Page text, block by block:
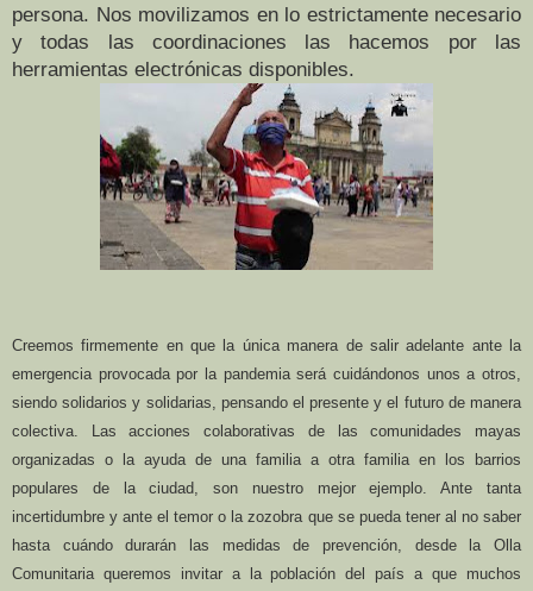
persona. Nos movilizamos en lo estrictamente necesario
y todas las coordinaciones las hacemos por las
herramientas electrónicas disponibles.
Creemos firmemente en que la única manera de salir adelante ante la
emergencia provocada por la pandemia será cuidándonos unos a otros,
siendo solidarios y solidarias, pensando el presente y el futuro de manera
colectiva. Las acciones colaborativas de las comunidades mayas
organizadas o la ayuda de una familia a otra familia en los barrios
populares de la ciudad, son nuestro mejor ejemplo. Ante tanta
incertidumbre y ante el temor o la zozobra que se pueda tener al no saber
hasta cuándo durarán las medidas de prevención, desde la Olla
Comunitaria queremos invitar a la población del país a que muchos